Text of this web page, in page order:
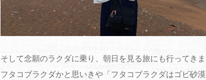
そして念願のラクダに乗り、朝日を見る旅にも行ってきま
フタコブラクダかと思いきや「フタコブラクダはゴビ砂